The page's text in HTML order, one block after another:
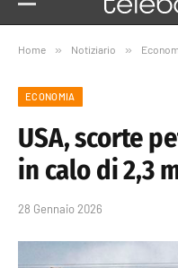
Home » Notiziario »
ECONOMIA
USA, scorte
in calo di 2,3
28 Gennaio 2026